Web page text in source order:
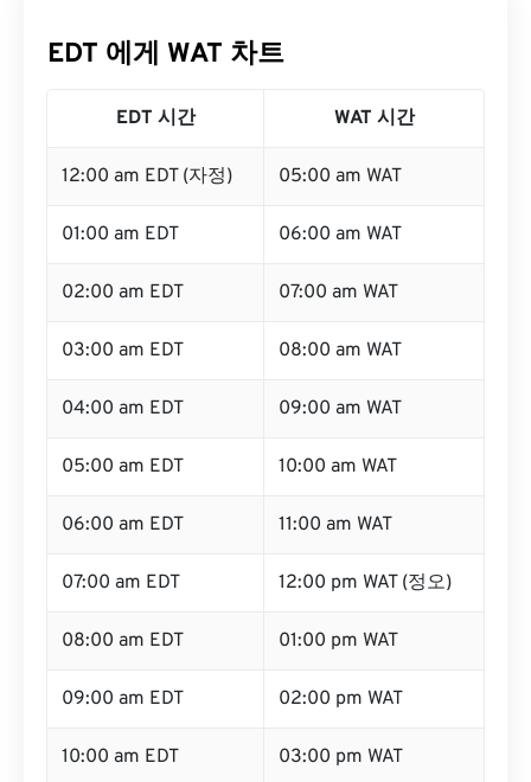
EDT 에게 WAT 차트
EDT 시간 WAT 시간
12:00 am EDT (자정) 05:00 am WAT
01:00 am EDT 06:00 am WAT
02:00 am EDT 07:00 am WAT
03:00 am EDT 08:00 am WAT
04:00 am EDT 09:00 am WAT
05:00 am EDT 10:00 am WAT
06:00 am EDT 11:00 am WAT
07:00 am EDT 12:00 pm WAT (정오)
08:00 am EDT 01:00 pm WAT
09:00 am EDT 02:00 pm WAT
10:00 am EDT 03:00 pm WAT